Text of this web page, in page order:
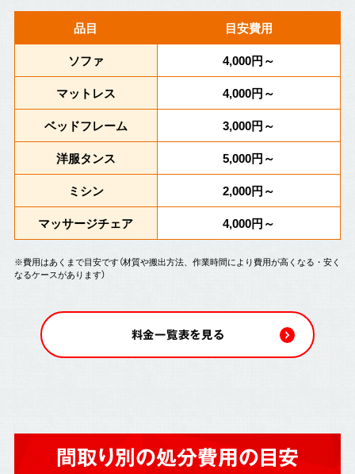
品目
目安費用
ソファ
4,000円～
マットレス
4,000円～
ベッドフレーム
3,000円～
洋服タンス
5,000円～
ミシン
2,000円～
マッサージチェア
4,000円～
※費用はあくまで目安です（材質や搬出方法、作業時間により費用が高くなる・安く
なるケースがあります）
料金一覧表を見る
間取り別の処分費用の目安